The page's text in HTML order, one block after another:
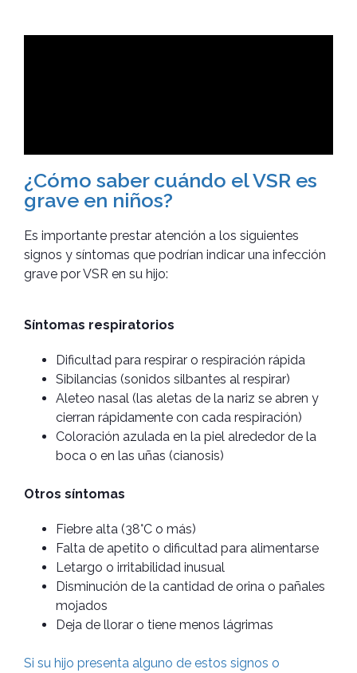
¿Cómo saber cuándo el VSR es
grave en niños?
Es importante prestar atención a los siguientes
signos y síntomas que podrían indicar una infección
grave por VSR en su hijo:
Síntomas respiratorios
Dificultad para respirar o respiración rápida
Sibilancias (sonidos silbantes al respirar)
Aleteo nasal (las aletas de la nariz se abren y
cierran rápidamente con cada respiración)
Coloración azulada en la piel alrededor de la
boca o en las uñas (cianosis)
Otros síntomas
Fiebre alta (38°C o más)
Falta de apetito o dificultad para alimentarse
Letargo o irritabilidad inusual
Disminución de la cantidad de orina o pañales
mojados
Deja de llorar o tiene menos lágrimas
Si su hijo presenta alguno de estos signos o